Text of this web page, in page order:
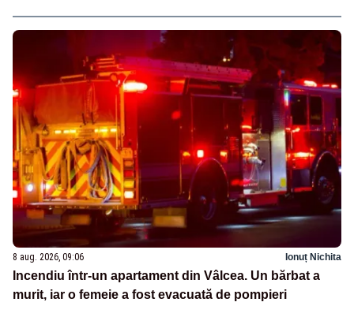
8 aug. 2026, 09:06 Ionuț Nichita
Incendiu într-un apartament din Vâlcea. Un bărbat a
murit, iar o femeie a fost evacuată de pompieri